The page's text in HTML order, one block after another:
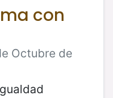
con
Octubre de